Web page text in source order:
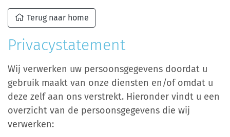
Terug naar home
Privacystatement
Wij verwerken uw persoonsgegevens doordat u
gebruik maakt van onze diensten en/of omdat u
deze zelf aan ons verstrekt. Hieronder vindt u een
overzicht van de persoonsgegevens die wij
verwerken: